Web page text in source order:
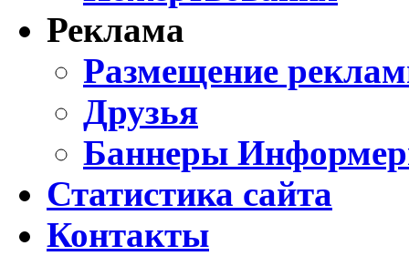
Реклама
Размещение
Друзья
Баннеры
Статистика сайта
Контакты